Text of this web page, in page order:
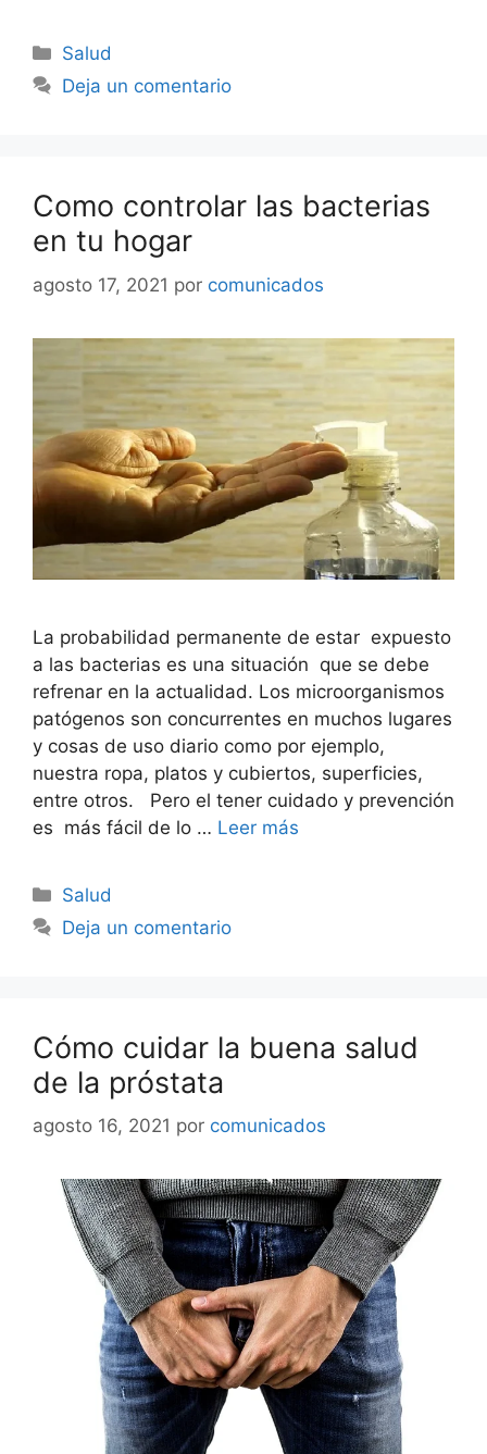
Categorías
Salud
Deja un comentario
Como controlar las bacterias
en tu hogar
agosto 17, 2021 por comunicados
La probabilidad permanente de estar expuesto
a las bacterias es una situación que se debe
refrenar en la actualidad. Los microorganismos
patógenos son concurrentes en muchos lugares
y cosas de uso diario como por ejemplo,
nuestra ropa, platos y cubiertos, superficies,
entre otros. Pero el tener cuidado y prevención
es más fácil de lo … Leer más
Categorías
Salud
Deja un comentario
Cómo cuidar la buena salud
de la próstata
agosto 16, 2021 por comunicados